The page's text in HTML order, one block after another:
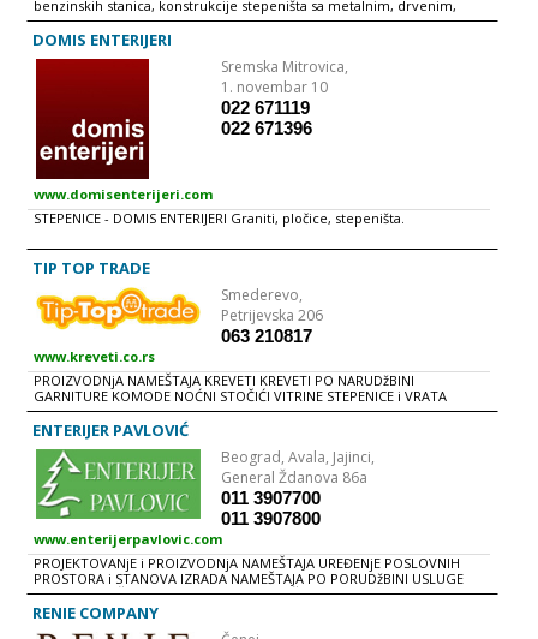
kako na ravnoj površini, tako i na kosini. - brzu ogradu po želji
dopremamo na odredište, gde je postavljaju naši radnici. -
benzinskih stanica, konstrukcije stepeništa sa metalnim, drvenim,
mermernim i staklenim gazištima i mnoge druge više ili manje
komplikovane konstrukcije, naš tim inženjera i majstora sa lakoćom
realizuje svaki izazov.
DOMIS ENTERIJERI
Sremska Mitrovica,
1. novembar 10
022 671119
022 671396
www.domisenterijeri.com
STEPENICE - DOMIS ENTERIJERI Graniti, pločice, stepeništa.
TIP TOP TRADE
Smederevo,
Petrijevska 206
063 210817
www.kreveti.co.rs
PROIZVODNjA NAMEŠTAJA KREVETI KREVETI PO NARUDžBINI
GARNITURE KOMODE NOĆNI STOČIĆI VITRINE STEPENICE i VRATA
ENTERIJER PAVLOVIĆ
Beograd,Avala, Jajinci,
General Ždanova 86a
011 3907700
011 3907800
www.enterijerpavlovic.com
PROJEKTOVANjE i PROIZVODNjA NAMEŠTAJA UREĐENjE POSLOVNIH
PROSTORA i STANOVA IZRADA NAMEŠTAJA PO PORUDžBINI USLUGE
FURNIRANjA, ŠPEROVANjA, LAKIRANjA SUŠENjE MEKOG i TVRDOG
DRVETA U AUTOMATSKIM SUŠARAMA OBRADA MEDIJAPANA, MASIVA i
RENIE COMPANY